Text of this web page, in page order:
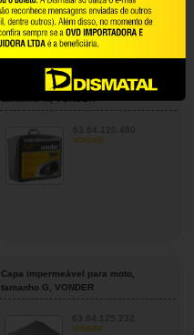
Capa impermeável para carro,
tamanho M, VONDER
63.64.120.480
VONDER
Capa impermeável para moto,
tamanho G, VONDER
63.64.125.232
VONDER